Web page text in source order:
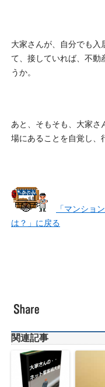
大家さんが、自分でも入
て、接していれば、不動
うか。
あと、そもそも、大家さ
場にあることを自覚し、
「マンショ
は？」に戻る
関連記事